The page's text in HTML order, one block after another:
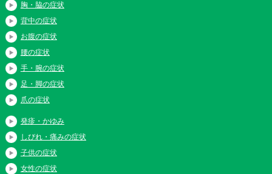
胸・脇の症状
背中の症状
お腹の症状
腰の症状
手・腕の症状
足・脚の症状
爪の症状
発疹・かゆみ
しびれ・痛みの症状
子供の症状
女性の症状